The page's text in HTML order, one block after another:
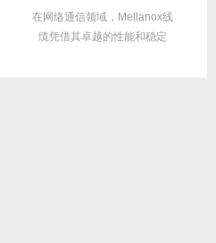
在网络通信领域，Mellanox线
缆凭借其卓越的性能和稳定